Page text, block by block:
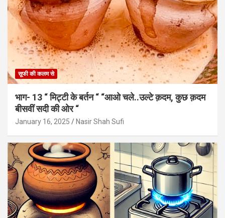
सूफी की कलम से
भाग- 13 “ मिट्टी के बर्तन “ “आओ चले..उल्टे क़दम, कुछ क़दम
बीसवीं सदी की ओर “
January 16, 2025 Nasir Shah Sufi